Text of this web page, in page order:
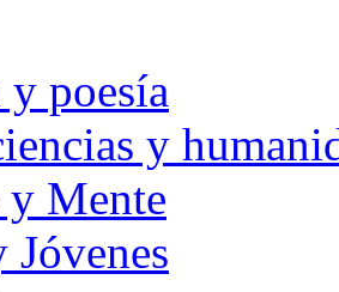
poesía
y
y Mente